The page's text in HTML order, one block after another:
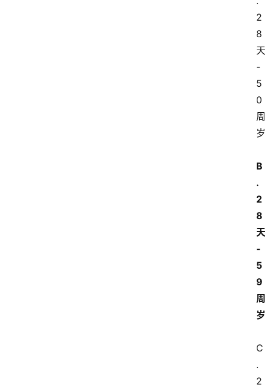
2
8
天
-
5
0
周
岁
B
.
2
8
天
-
5
9
周
岁
C
.
2